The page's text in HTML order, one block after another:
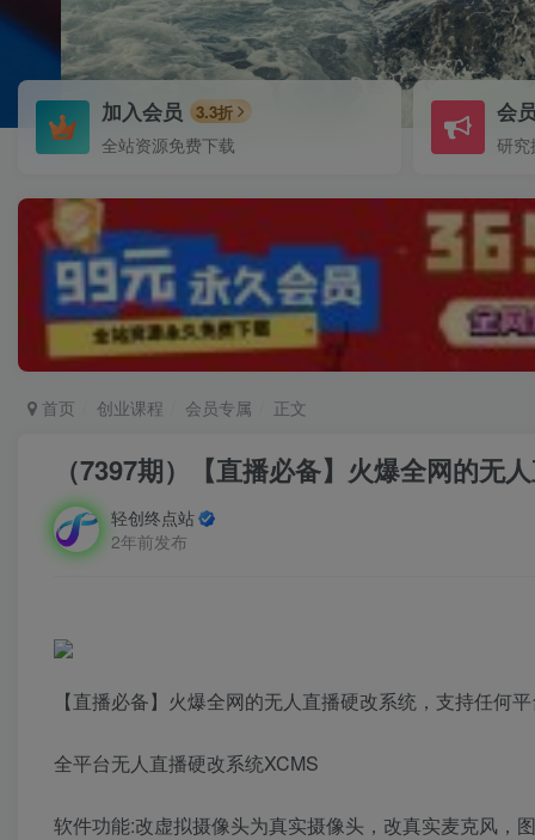
加入会员 3.3折
全站资源免费下载
会
研究
首页 创业课程 会员专属 正文
（7397期）【直播必备】火爆全网的无
轻创终点站
2年前发布
【直播必备】火爆全网的无人直播硬改系统，支持任何
全平台无人直播硬改系统XCMS
软件功能:改虚拟摄像头为真实摄像头，改真实麦克风，